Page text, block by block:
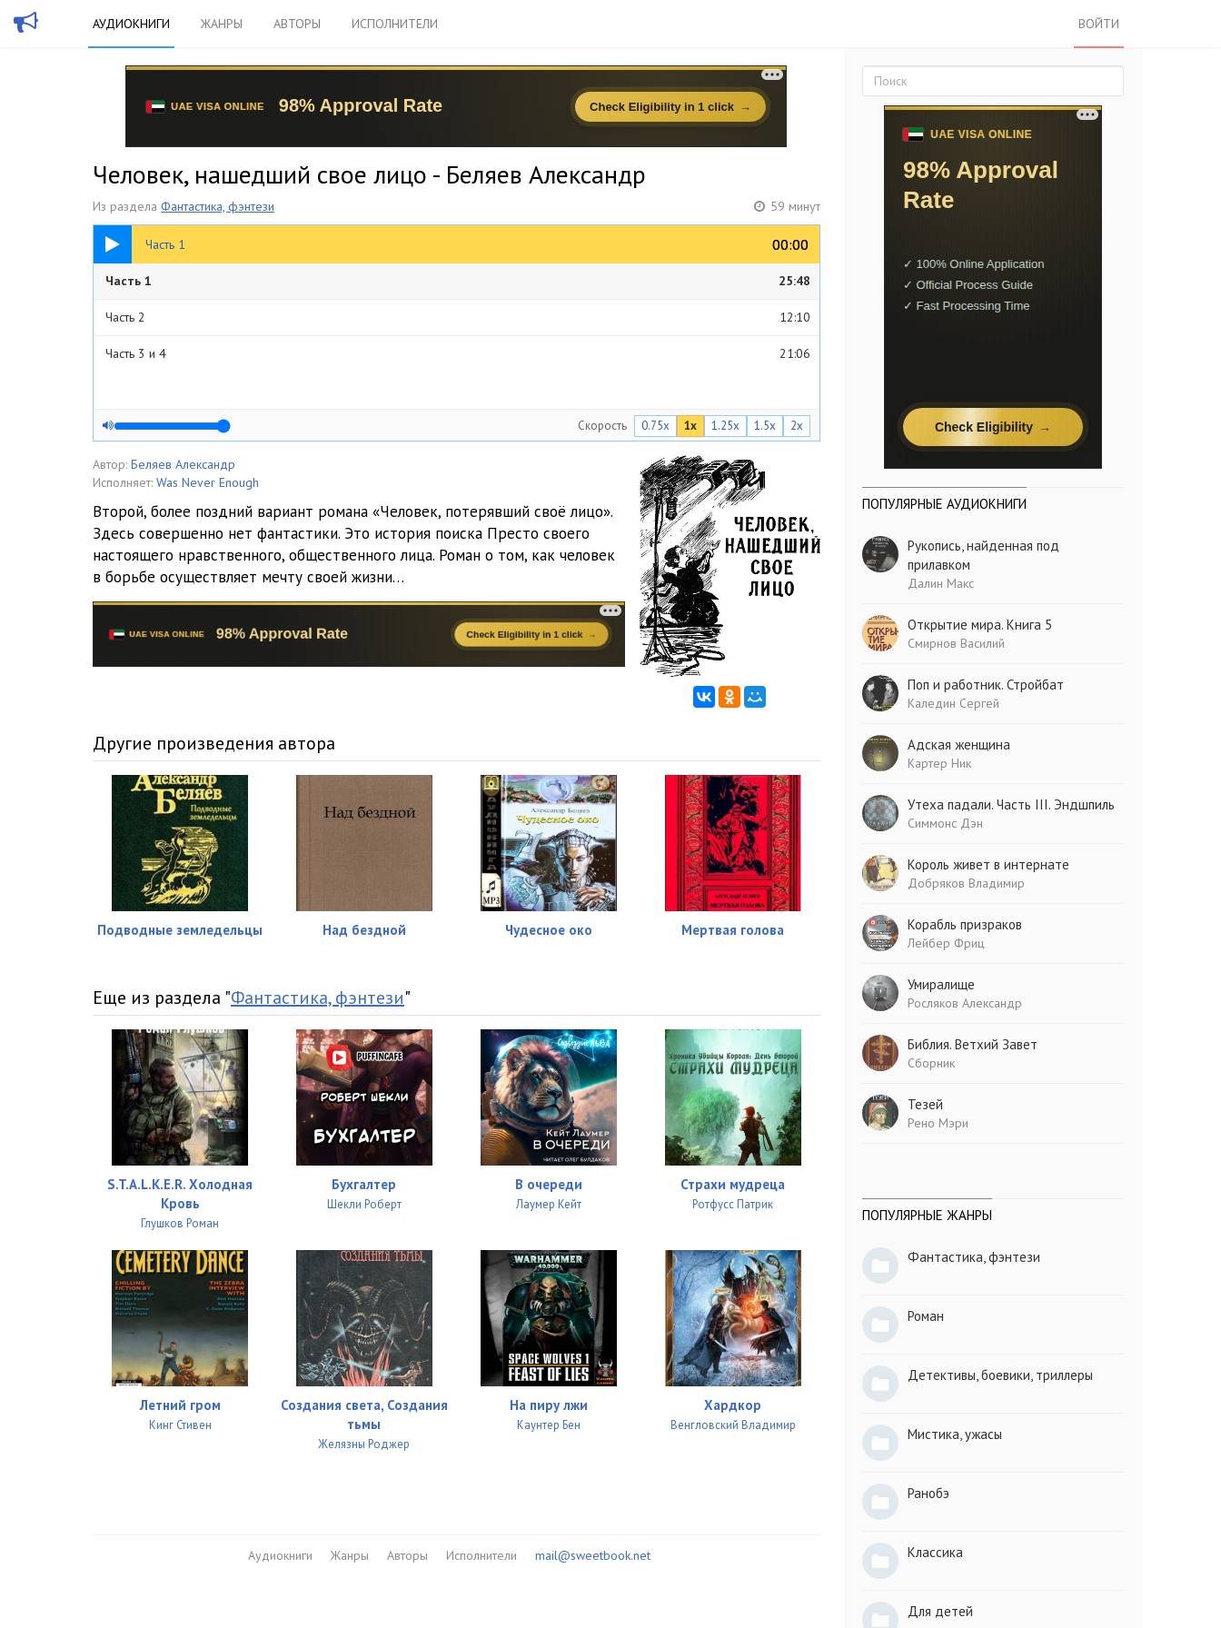
АУДИОКНИГИ ЖАНРЫ АВТОРЫ ИСПОЛНИТЕЛИ ВОЙТИ
Человек, нашедший свое лицо - Беляев Александр
Из раздела Фантастика, фэнтези 59 минут
Часть 1 00:00
00:00
25:48
Часть 1 25:48
Часть 2 12:10
Часть 3 и 4 21:06
Скорость 0.75x 1x 1.25x 1.5x 2x
Автор: Беляев Александр
Исполняет: Was Never Enough
Второй, более поздний вариант романа «Человек, потерявший своё лицо».
Здесь совершенно нет фантастики. Это история поиска Престо своего
настоящего нравственного, общественного лица. Роман о том, как человек
в борьбе осуществляет мечту своей жизни…
Другие произведения автора
Подводные земледельцы Над бездной Чудесное око Мертвая голова
Еще из раздела "Фантастика, фэнтези"
S.T.A.L.K.E.R. Холодная
Кровь
Глушков Роман
Бухгалтер
Шекли Роберт
В очереди
Лаумер Кейт
Страхи мудреца
Ротфусс Патрик
Летний гром
Кинг Стивен
Создания света, Создания
тьмы
Желязны Роджер
На пиру лжи
Каунтер Бен
Хардкор
Венгловский Владимир
Аудиокниги Жанры Авторы Исполнители mail@sweetbook.net
ПОПУЛЯРНЫЕ АУДИОКНИГИ
Рукопись, найденная под
прилавком
Далин Макс
Открытие мира. Книга 5
Смирнов Василий
Поп и работник. Стройбат
Каледин Сергей
Адская женщина
Картер Ник
Утеха падали. Часть III. Эндшпиль
Симмонс Дэн
Король живет в интернате
Добряков Владимир
Корабль призраков
Лейбер Фриц
Умиралище
Росляков Александр
Библия. Ветхий Завет
Сборник
Тезей
Рено Мэри
ПОПУЛЯРНЫЕ ЖАНРЫ
Фантастика, фэнтези
Роман
Детективы, боевики, триллеры
Мистика, ужасы
Ранобэ
Классика
Для детей